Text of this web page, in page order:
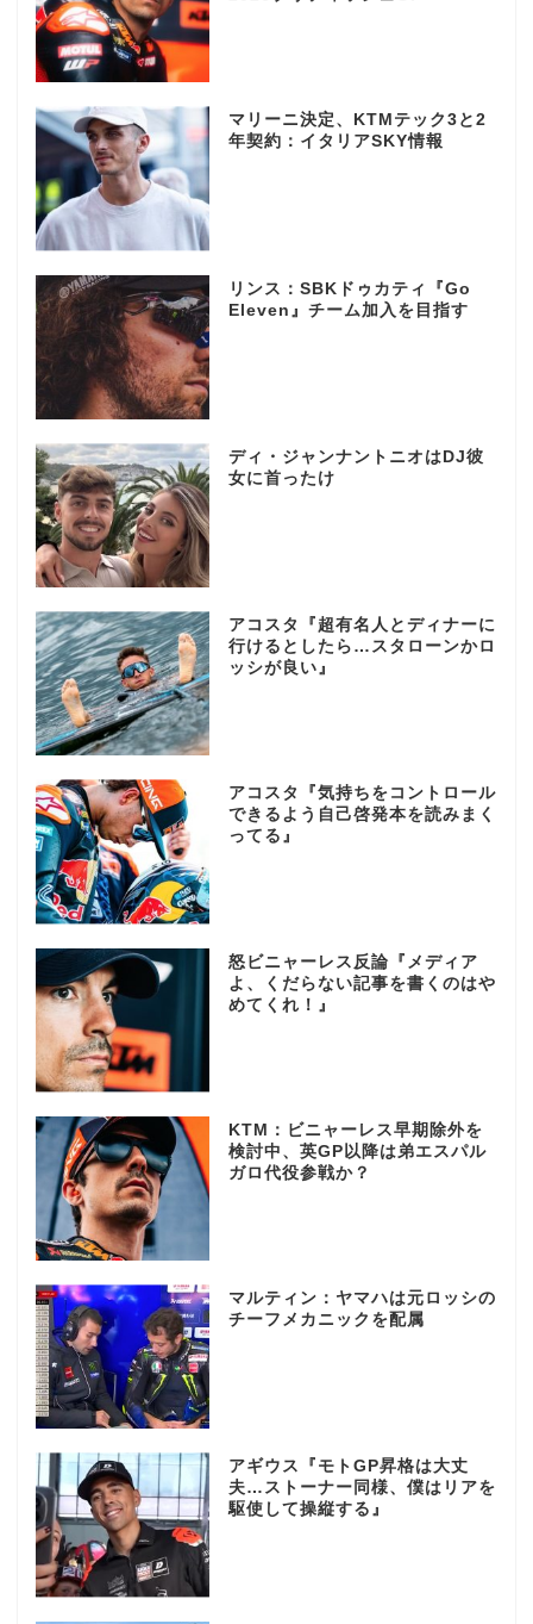
マリーニ決定、KTMテック3と2
年契約：イタリアSKY情報
リンス：SBKドゥカティ『Go
Eleven』チーム加入を目指す
ディ・ジャンナントニオはDJ彼
女に首ったけ
アコスタ『超有名人とディナーに
行けるとしたら…スタローンかロ
ッシが良い』
アコスタ『気持ちをコントロール
できるよう自己啓発本を読みまく
ってる』
怒ビニャーレス反論『メディア
よ、くだらない記事を書くのはや
めてくれ！』
KTM：ビニャーレス早期除外を
検討中、英GP以降は弟エスパル
ガロ代役参戦か？
マルティン：ヤマハは元ロッシの
チーフメカニックを配属
アギウス『モトGP昇格は大丈
夫…ストーナー同様、僕はリアを
駆使して操縦する』